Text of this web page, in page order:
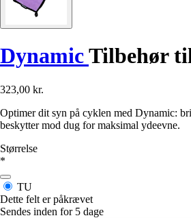
DynamicTilbehør
323,00 kr.
Optimer dit syn på cyklen med Dynamic:
beskytter mod dug for maksimal ydeevne.
Størrelse
*
TU
Dette felt er påkrævet
Sendes inden for 5 dage